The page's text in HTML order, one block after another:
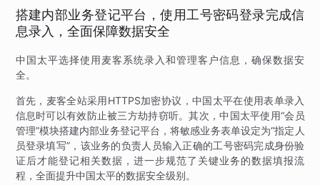
搭建内部业务登记平台，使用工号密码登录完成信
息录入，全面保障数据安全
中国太平选择使用麦客系统录入和管理客户信息，确保数据安
全。
首先，麦客全站采用HTTPS加密协议，中国太平在使用表单录入
信息时可以有效防止被三方劫持窃听。其次，中国太平使用“会员
管理”模块搭建内部业务登记平台，将敏感业务表单设定为“指定人
员登录填写”，该业务的负责人员输入正确的工号密码完成身份验
证后才能登记相关数据，进一步规范了关键业务的数据填报流
程，全面提升中国太平的数据安全级别。